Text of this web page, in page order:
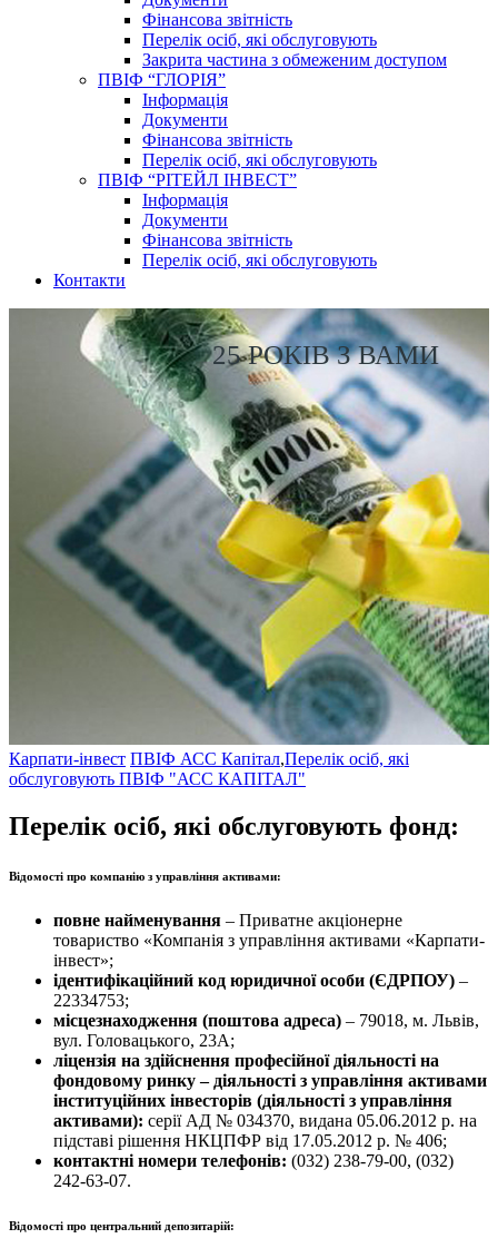
Фінансова звітність
Перелік осіб, які обслуговують
Закрита частина з обмеженим доступом
ПВІФ “ГЛОРІЯ”
Інформація
Документи
Фінансова звітність
Перелік осіб, які обслуговують
ПВІФ “РІТЕЙЛ ІНВЕСТ”
Інформація
Документи
Фінансова звітність
Перелік осіб, які обслуговують
Контакти
25 РОКІВ З ВАМИ
Карпати-інвест ПВІФ АСС Капітал,Перелік осіб, які
обслуговують ПВІФ "АСС КАПІТАЛ"
Перелік осіб, які обслуговують фонд:
Відомості про компанію з управління активами:
повне найменування – Приватне акціонерне
товариство «Компанія з управління активами «Карпати-
інвест»;
ідентифікаційний код юридичної особи (ЄДРПОУ) –
22334753;
місцезнаходження (поштова адреса) – 79018, м. Львів,
вул. Головацького, 23А;
ліцензія на здійснення професійної діяльності на
фондовому ринку – діяльності з управління активами
інституційних інвесторів (діяльності з управління
активами): серії АД № 034370, видана 05.06.2012 р. на
підставі рішення НКЦПФР від 17.05.2012 р. № 406;
контактні номери телефонів: (032) 238-79-00, (032)
242-63-07.
Відомості про центральний депозитарій: